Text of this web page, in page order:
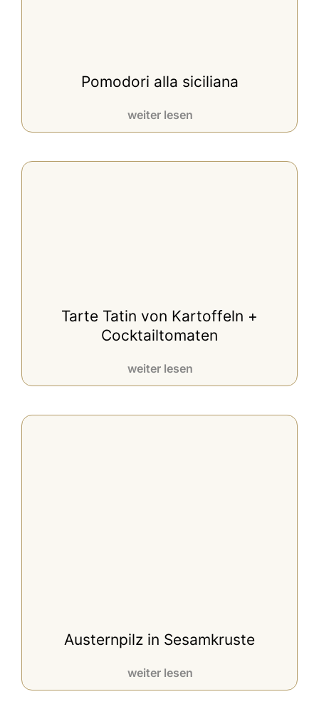
Pomodori alla siciliana
weiter lesen
Tarte Tatin von Kartoffeln +
Cocktailtomaten
weiter lesen
Austernpilz in Sesamkruste
weiter lesen